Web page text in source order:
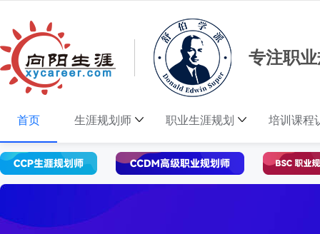
专注职
首页 生涯规划师 职业生涯规划 培训课程